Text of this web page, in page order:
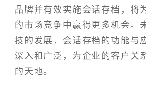
品牌并有效实施会话存档，将
的市场竞争中赢得更多机会。
技的发展，会话存档的功能与
深入和广泛，为企业的客户关
的天地。